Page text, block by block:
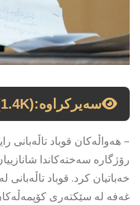
سەیرکراوە:(1.4K)
– هەواڵەکان قوباد
رۆژگارە سەختەکاندا
خەباتیان کرد. قوباد
غەفە لە سێکتەری